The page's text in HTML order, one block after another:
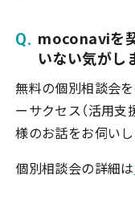
moconaviを
いない気がし
無料の個別相談会
ーサクセス（活用支
様のお話をお伺いし
個別相談会の詳細は